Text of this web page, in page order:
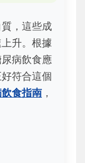
，這些成
升。根據
病飲食應
符合這個
食指南 ，